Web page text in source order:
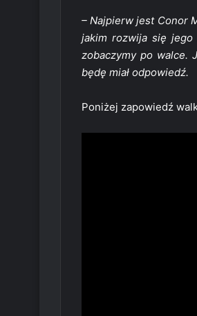
– Najpierw jest Conor
jakim rozwija się jego
zobaczymy po walce.
będę miał odpowiedź.
Poniżej zapowiedź